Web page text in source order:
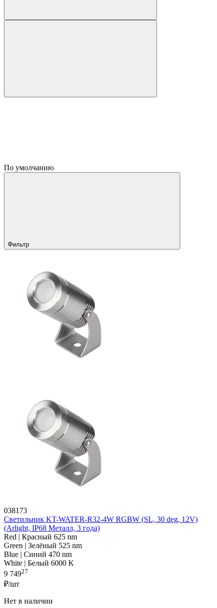
По умолчанию
Фильтр
038173
Светильник KT-WATER-R32-4W RGBW (SL, 30 deg, 12V)
(Arlight, IP68 Металл, 3 года)
Red | Красный 625 nm
Green | Зелёный 525 nm
Blue | Синий 470 nm
White | Белый 6000 K
9 74927
₽/шт
Нет в наличии